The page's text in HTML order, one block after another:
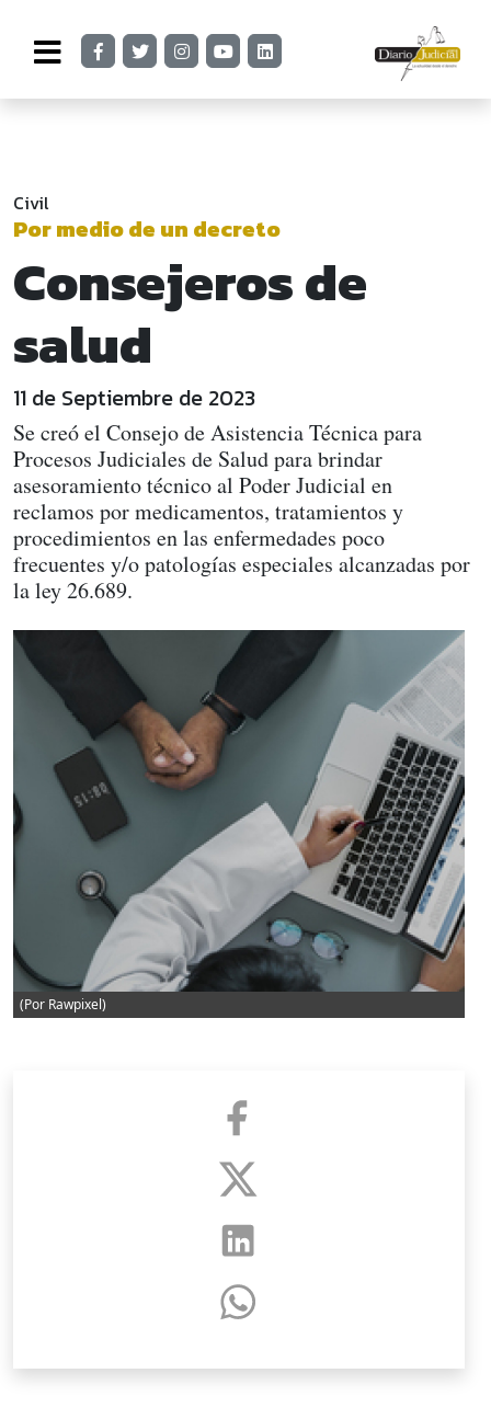
Civil
Por medio de un decreto
Consejeros de
salud
11 de Septiembre de 2023
Se creó el Consejo de Asistencia Técnica para
Procesos Judiciales de Salud para brindar
asesoramiento técnico al Poder Judicial en
reclamos por medicamentos, tratamientos y
procedimientos en las enfermedades poco
frecuentes y/o patologías especiales alcanzadas por
la ley 26.689.
(Por Rawpixel)